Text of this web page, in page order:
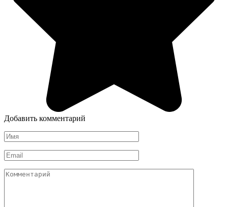
Добавить комментарий
Имя
*
Email
*
Комментарий